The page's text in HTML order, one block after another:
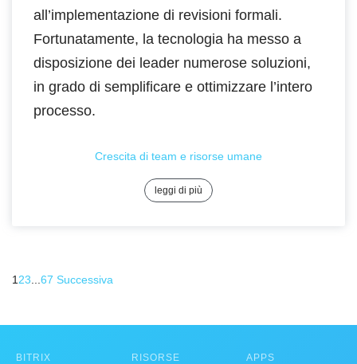
all’implementazione di revisioni formali.
Fortunatamente, la tecnologia ha messo a
disposizione dei leader numerose soluzioni,
in grado di semplificare e ottimizzare l’intero
processo.
leggi di più
Crescita di team e risorse umane
1 23 67 Successiva
BITRIX RISORSE APPS